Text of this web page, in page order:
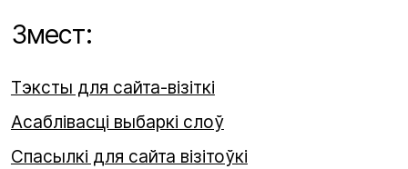
Змест:
Тэксты для сайта-візіткі
Асаблівасці выбаркі слоў
Спасылкі для сайта візітоўкі